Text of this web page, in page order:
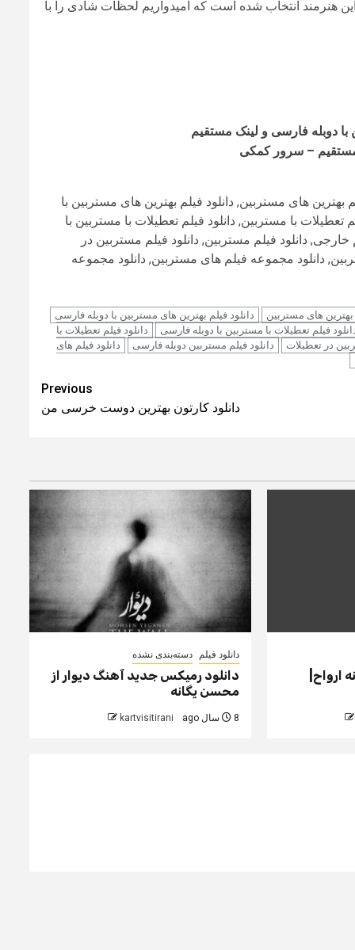
هنرمند انتخاب شده است که امیدواریم لحظات شادی را با
با دوبله فارسی و لینک مستقیم
مستقیم – سرور کمکی
بهترین های مستربین, دانلود فیلم بهترین های مستربین با
با مستربین, دانلود فیلم تعطیلات با مستربین با
دانلود فیلم مستربین, دانلود فیلم مستربین در
دانلود مجموعه فیلم های مستربین, دانلود مجموعه
بهترین های مستربین
دانلود فیلم بهترین های مستربین با دوبله فارسی
فیلم تعطیلات با مستربین با دوبله فارسی
دانلود فیلم تعطیلات با
در تعطیلات
دانلود فیلم مستربین دوبله فارسی
دانلود فیلم های
Previous
دانلود کارتون بهترین دوست خرسی من
ارواح|
دانلود فیلم دسته‌بندی نشده
دانلود رمیکس جدید آهنگ دیوار از
محسن یگانه
8 سال ago kartvisitirani